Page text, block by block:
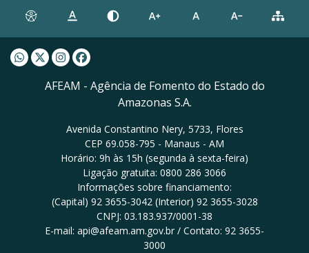
Whatsapp AFEAM
Twitter AFEAM
Instagram AFEAM
Facebook AFEAM
AFEAM - Agência de Fomento do Estado do
Amazonas S.A.
Avenida Constantino Nery, 5733, Flores
CEP 69.058-795 - Manaus - AM
Horário: 9h às 15h (segunda à sexta-feira)
Ligação gratuita: 0800 286 3066
Informações sobre financiamento:
(Capital) 92 3655-3042 (Interior) 92 3655-3028
CNPJ: 03.183.937/0001-38
E-mail: api@afeam.am.gov.br / Contato: 92 3655-
3000